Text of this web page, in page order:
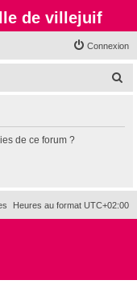
de villejuif
Connexion
c
de ce forum ?
Heures au format UTC+02:00